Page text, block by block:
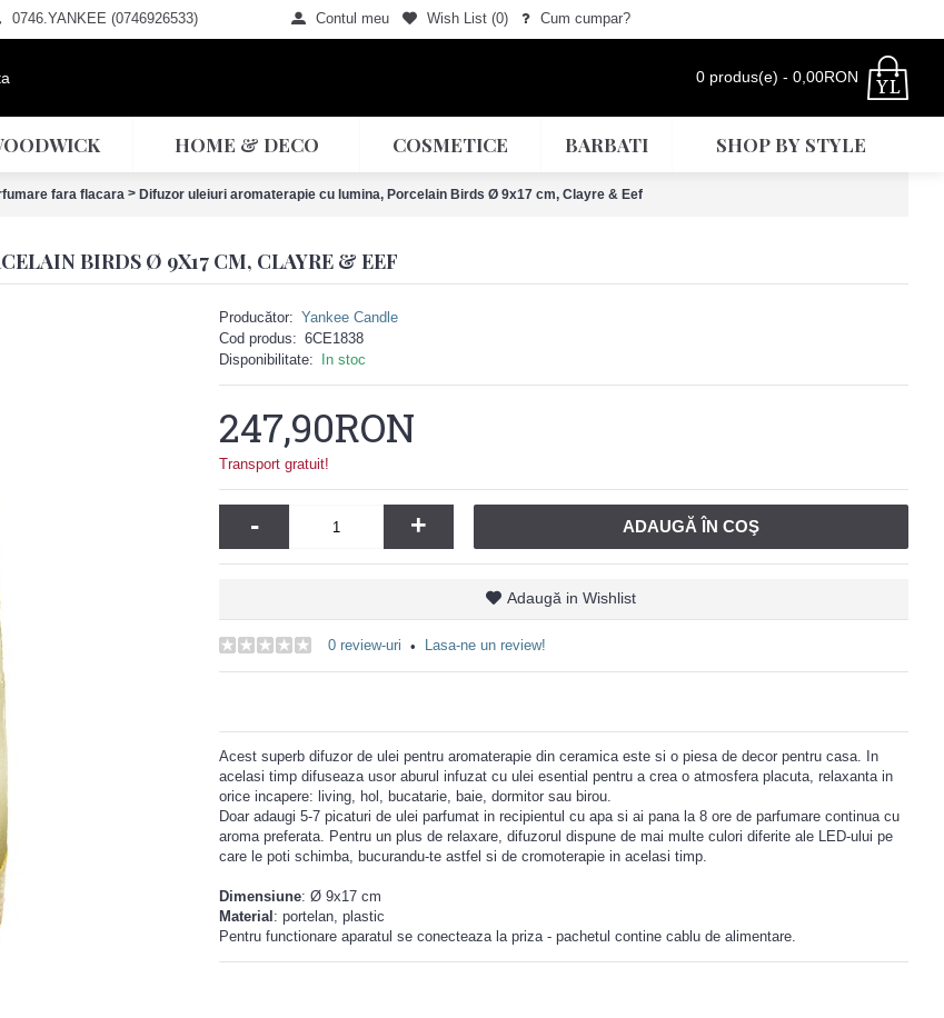
0746.YANKEE (0746926533) Contul meu Wish List (0) Cum cumpar?
0 produs(e) - 0,00RON
HOME & DECO COSMETICE BARBATI SHOP BY STYLE
fara flacara > Difuzor uleiuri aromaterapie cu lumina, Porcelain Birds Ø 9x17 cm, Clayre & Eef
BIRDS Ø 9X17 CM, CLAYRE & EEF
Producător: Yankee Candle
Cod produs: 6CE1838
Disponibilitate:
In stoc
247,90RON
Transport gratuit!
- + ADAUGĂ ÎN COŞ
Adaugă in Wishlist
0 review-uri • Lasa-ne un review!
Acest superb difuzor de ulei pentru aromaterapie din ceramica este si o piesa de decor pentru casa. In
acelasi timp difuseaza usor aburul infuzat cu ulei esential pentru a crea o atmosfera placuta, relaxanta in
orice incapere: living, hol, bucatarie, baie, dormitor sau birou.
Doar adaugi 5-7 picaturi de ulei parfumat in recipientul cu apa si ai pana la 8 ore de parfumare continua cu
aroma preferata. Pentru un plus de relaxare, difuzorul dispune de mai multe culori diferite ale LED-ului pe
care le poti schimba, bucurandu-te astfel si de cromoterapie in acelasi timp.
Dimensiune: Ø 9x17 cm
Material : portelan, plastic
Pentru functionare aparatul se conecteaza la priza - pachetul contine cablu de alimentare.